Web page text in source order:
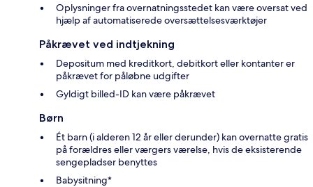
Oplysninger fra overnatningsstedet kan være oversat ved
hjælp af automatiserede oversættelsesværktøjer
Påkrævet ved indtjekning
Depositum med kreditkort, debitkort eller kontanter er
påkrævet for påløbne udgifter
Gyldigt billed-ID kan være påkrævet
Børn
Ét barn (i alderen 12 år eller derunder) kan overnatte gratis
på forældres eller værgers værelse, hvis de eksisterende
sengepladser benyttes
Babysitning*